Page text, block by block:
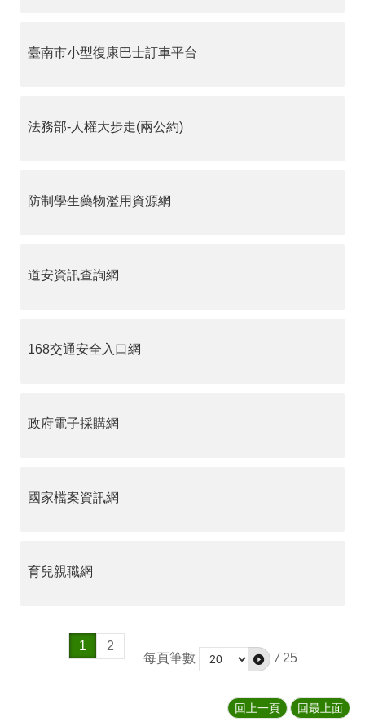
臺南市小型復康巴士訂車平台
法務部-人權大步走(兩公約)
防制學生藥物濫用資源網
道安資訊查詢網
168交通安全入口網
政府電子採購網
國家檔案資訊網
育兒親職網
1
2
每頁筆數
/ 25
回上一頁 回最上面